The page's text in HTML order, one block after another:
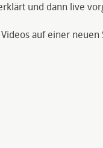
und dann live
auf einer neuen